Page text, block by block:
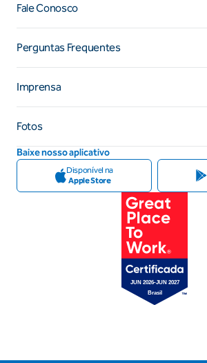
Fale Conosco
Perguntas Frequentes
Imprensa
Fotos
Baixe nosso aplicativo
Disponível na
Apple Store